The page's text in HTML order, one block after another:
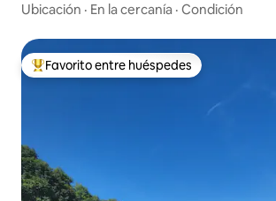
de Vienne
Ubicación · En la cercanía · Condición
Favorito entre huéspedes preferido
Favorito entre huéspedes